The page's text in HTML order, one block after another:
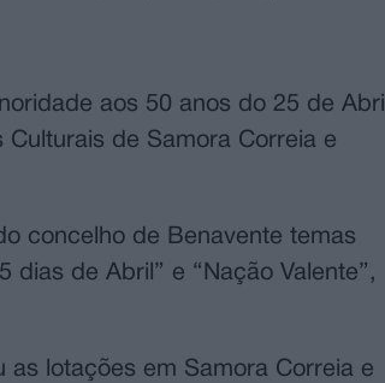
aos 50 anos do 25 de Abril
de Samora Correia e
concelho de Benavente temas
dias de Abril” e “Nação Valente”,
lotações em Samora Correia e